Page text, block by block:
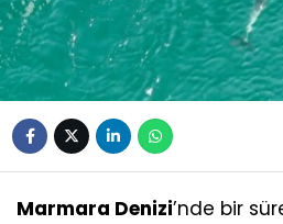
Marmara Denizi’nde bir